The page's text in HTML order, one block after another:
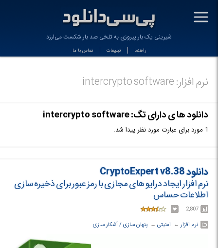
-
شیرینی یک بار پیروزی به تلخی صد بار شکست می‌ارزد
راهنما تبلیغات تماس با ما
نرم افزار: intercrypto software
دانلود ها ی دارای تگ: intercrypto software
1 مورد برای عبارت مورد نظر پیدا شد.
دانلود CryptoExpert v8.38
نرم افزار ایجاد درایو های مجازی با رمز عبور برای ذخیره سازی
اطلاعات حساس
2,807
نرم افزار ← ‏ امنیتی ← ‏ پنهان سازی / آشکار سازی